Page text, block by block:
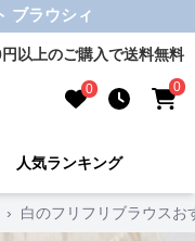
ブラウシィ
以上のご購入で送料無料
0 0
人気ランキング
› 白のフリフリブラウスお